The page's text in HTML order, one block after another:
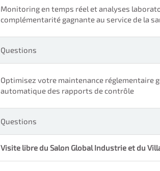
Monitoring en temps réel et analyses
complémentarité gagnante au service de la
Questions
Optimisez votre maintenance réglementaire
automatique des rapports de contrôle
Questions
Visite libre du Salon Global Industrie et du